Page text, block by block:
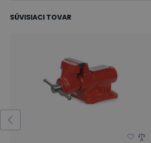
SÚVISIACI TOVAR